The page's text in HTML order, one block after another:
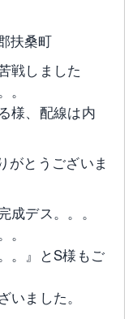
戦しました
様、配線は内
成デス。。。
。』とS様もご
いました。